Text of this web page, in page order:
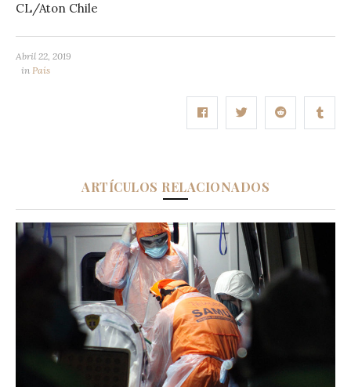
CL/Aton Chile
Abril 22, 2019
in País
ARTÍCULOS RELACIONADOS